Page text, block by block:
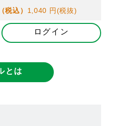
税込） 1,040 円(税抜)
ログイン
とは